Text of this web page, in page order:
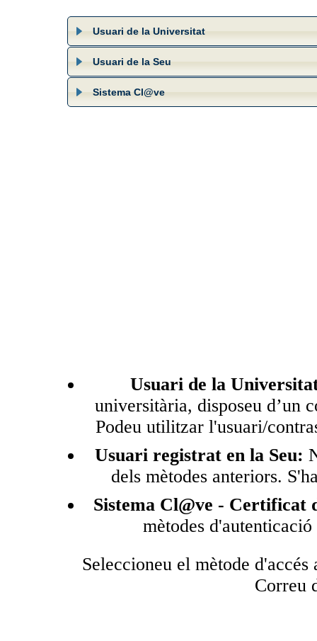
Usuari de la Universitat
Usuari de la Seu
Sistema Cl@ve
Usuari de la
universitària, disposeu d’un
Podeu utilitzar l'usuari/
Usuari registrat en la Seu:
dels mètodes anteriors.
Sistema Cl@ve - Certificat
mètodes
Seleccioneu el mètode
Correu